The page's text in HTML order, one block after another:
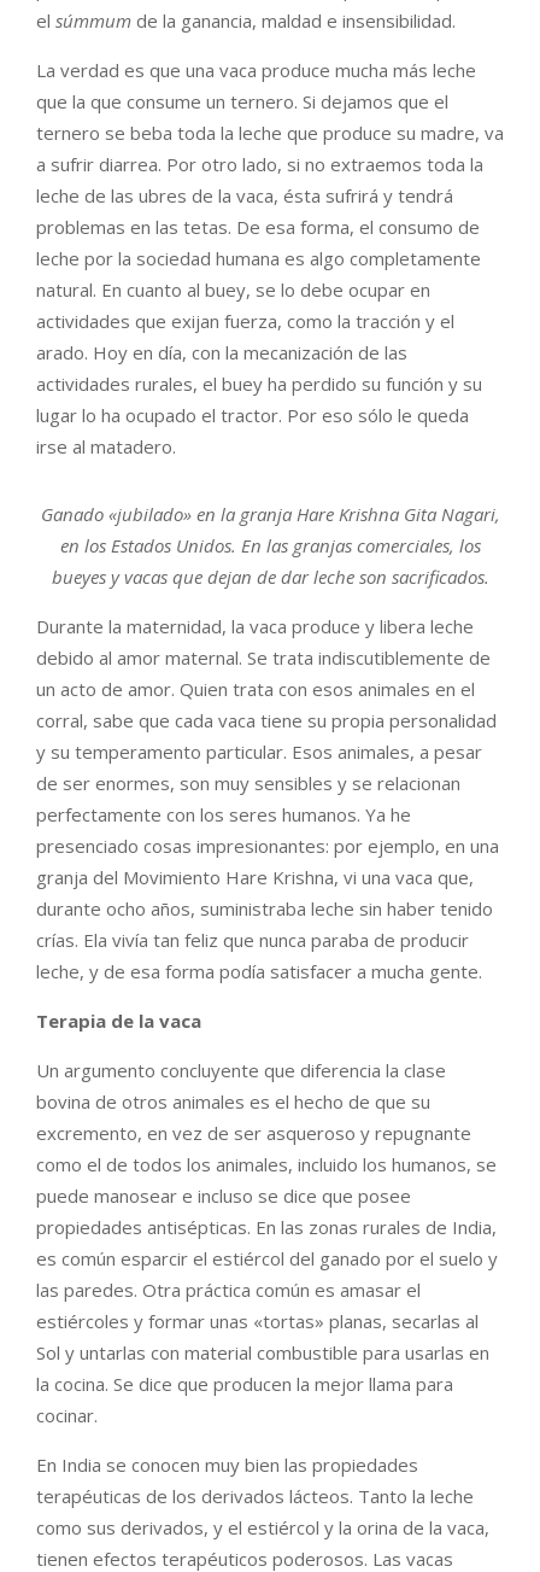
el súmmum de la ganancia, maldad e insensibilidad.
La verdad es que una vaca produce mucha más leche
que la que consume un ternero. Si dejamos que el
ternero se beba toda la leche que produce su madre, va
a sufrir diarrea. Por otro lado, si no extraemos toda la
leche de las ubres de la vaca, ésta sufrirá y tendrá
problemas en las tetas. De esa forma, el consumo de
leche por la sociedad humana es algo completamente
natural. En cuanto al buey, se lo debe ocupar en
actividades que exijan fuerza, como la tracción y el
arado. Hoy en día, con la mecanización de las
actividades rurales, el buey ha perdido su función y su
lugar lo ha ocupado el tractor. Por eso sólo le queda
irse al matadero.
Ganado «jubilado» en la granja Hare Krishna Gita Nagari,
en los Estados Unidos. En las granjas comerciales, los
bueyes y vacas que dejan de dar leche son sacrificados.
Durante la maternidad, la vaca produce y libera leche
debido al amor maternal. Se trata indiscutiblemente de
un acto de amor. Quien trata con esos animales en el
corral, sabe que cada vaca tiene su propia personalidad
y su temperamento particular. Esos animales, a pesar
de ser enormes, son muy sensibles y se relacionan
perfectamente con los seres humanos. Ya he
presenciado cosas impresionantes: por ejemplo, en una
granja del Movimiento Hare Krishna, vi una vaca que,
durante ocho años, suministraba leche sin haber tenido
crías. Ela vivía tan feliz que nunca paraba de producir
leche, y de esa forma podía satisfacer a mucha gente.
Terapia de la vaca
Un argumento concluyente que diferencia la clase
bovina de otros animales es el hecho de que su
excremento, en vez de ser asqueroso y repugnante
como el de todos los animales, incluido los humanos, se
puede manosear e incluso se dice que posee
propiedades antisépticas. En las zonas rurales de India,
es común esparcir el estiércol del ganado por el suelo y
las paredes. Otra práctica común es amasar el
estiércoles y formar unas «tortas» planas, secarlas al
Sol y untarlas con material combustible para usarlas en
la cocina. Se dice que producen la mejor llama para
cocinar.
En India se conocen muy bien las propiedades
terapéuticas de los derivados lácteos. Tanto la leche
como sus derivados, y el estiércol y la orina de la vaca,
tienen efectos terapéuticos poderosos. Las vacas